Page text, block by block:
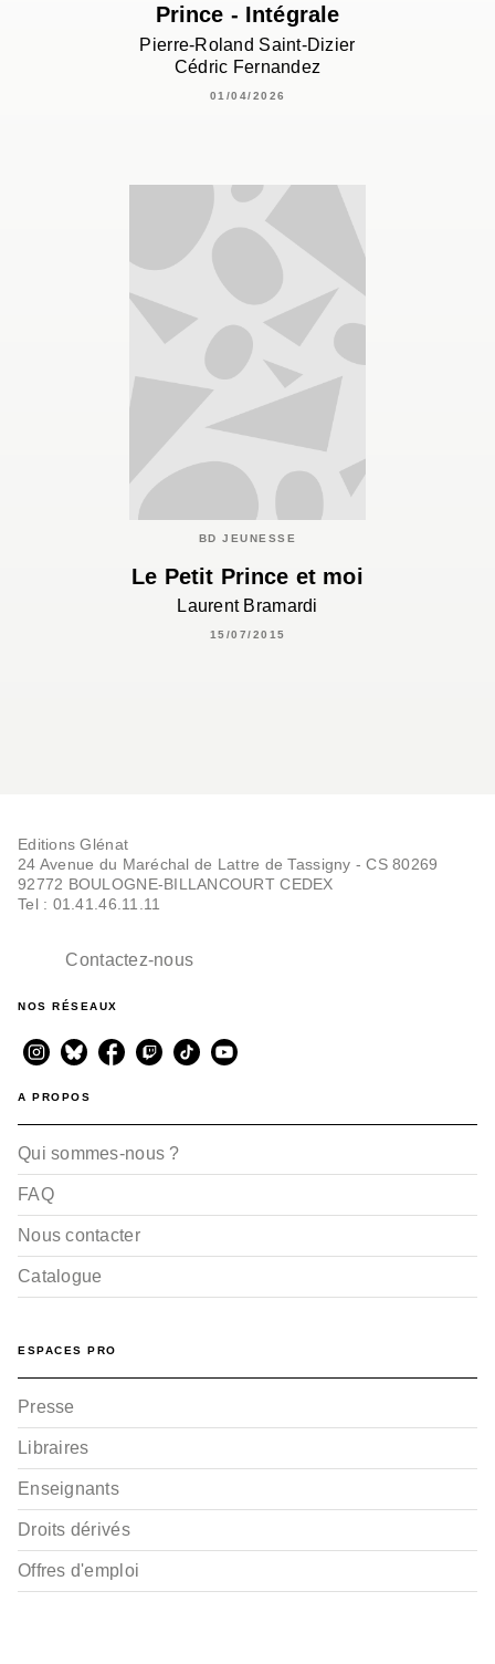
Prince - Intégrale
Pierre-Roland Saint-Dizier
Cédric Fernandez
01/04/2026
BD JEUNESSE
Le Petit Prince et moi
Laurent Bramardi
15/07/2015
Editions Glénat
24 Avenue du Maréchal de Lattre de Tassigny - CS 80269
92772 BOULOGNE-BILLANCOURT CEDEX
Tel : 01.41.46.11.11
Contactez-nous
NOS RÉSEAUX
A PROPOS
Qui sommes-nous ?
FAQ
Nous contacter
Catalogue
ESPACES PRO
Presse
Libraires
Enseignants
Droits dérivés
Offres d'emploi